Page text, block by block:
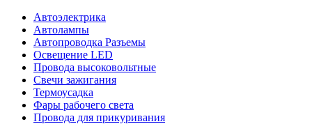
Автоэлектрика
Автолампы
Автопроводка Разъемы
Освещение LED
Провода высоковольтные
Свечи зажигания
Термоусадка
Фары рабочего света
Провода для прикуривания